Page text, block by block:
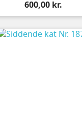
Pris
600,00 kr.